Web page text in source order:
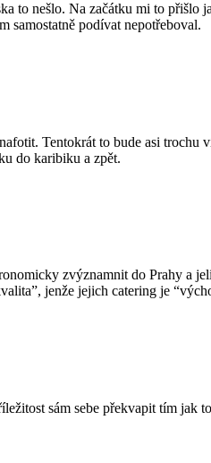
to nešlo. Na začátku mi to
samostatně podívat nepotřeboval.
Tentokrát to bude asi
do karibiku a zpět.
zvýznamnit do Prahy a
jenže jejich catering je
sám sebe překvapit tím jak